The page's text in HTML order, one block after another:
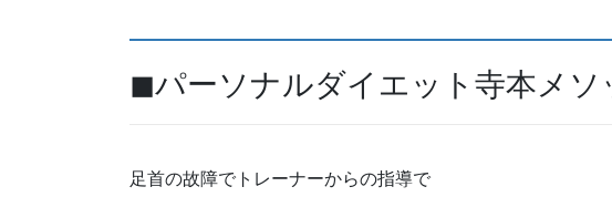
◼パーソナルダイエット寺本メソ
足首の故障でトレーナーからの指導で